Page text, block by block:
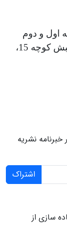
اول و دوم
صادقیه، بلوار شهدای صادقیه شمالی، نبش کوچه 15،
نشریه
اشتراک
سازی از